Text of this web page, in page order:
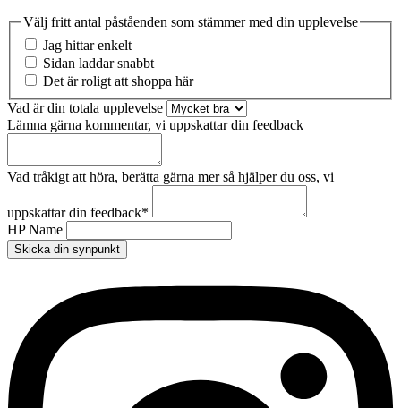
Välj fritt antal påståenden som stämmer med din upplevelse
Jag hittar enkelt
Sidan laddar snabbt
Det är roligt att shoppa här
Vad är din totala upplevelse
Lämna gärna kommentar, vi uppskattar din feedback
Vad tråkigt att höra, berätta gärna mer så hjälper du oss, vi
uppskattar din feedback*
HP Name
Skicka din synpunkt